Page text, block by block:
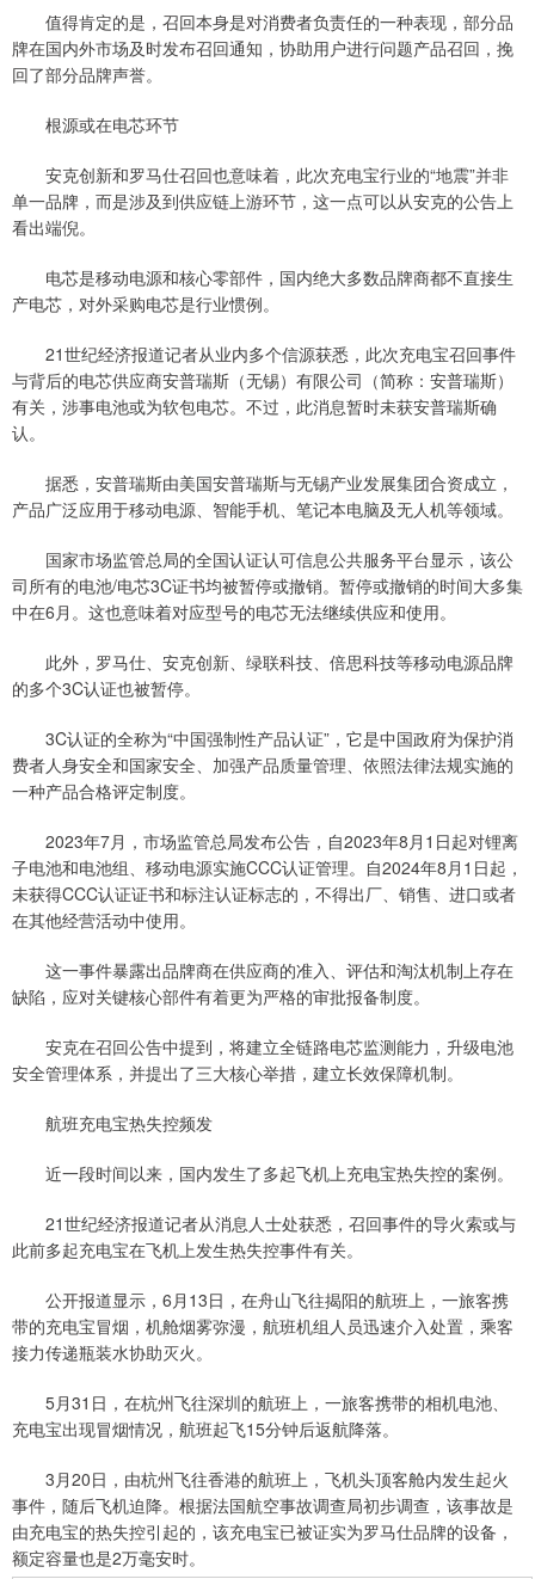
值得肯定的是，召回本身是对消费者负责任的一种表现，部分品
牌在国内外市场及时发布召回通知，协助用户进行问题产品召回，挽
回了部分品牌声誉。
根源或在电芯环节
安克创新和罗马仕召回也意味着，此次充电宝行业的“地震”并非
单一品牌，而是涉及到供应链上游环节，这一点可以从安克的公告上
看出端倪。
电芯是移动电源和核心零部件，国内绝大多数品牌商都不直接生
产电芯，对外采购电芯是行业惯例。
21世纪经济报道记者从业内多个信源获悉，此次充电宝召回事件
与背后的电芯供应商安普瑞斯（无锡）有限公司（简称：安普瑞斯）
有关，涉事电池或为软包电芯。不过，此消息暂时未获安普瑞斯确
认。
据悉，安普瑞斯由美国安普瑞斯与无锡产业发展集团合资成立，
产品广泛应用于移动电源、智能手机、笔记本电脑及无人机等领域。
国家市场监管总局的全国认证认可信息公共服务平台显示，该公
司所有的电池/电芯3C证书均被暂停或撤销。暂停或撤销的时间大多集
中在6月。这也意味着对应型号的电芯无法继续供应和使用。
此外，罗马仕、安克创新、绿联科技、倍思科技等移动电源品牌
的多个3C认证也被暂停。
3C认证的全称为“中国强制性产品认证”，它是中国政府为保护消
费者人身安全和国家安全、加强产品质量管理、依照法律法规实施的
一种产品合格评定制度。
2023年7月，市场监管总局发布公告，自2023年8月1日起对锂离
子电池和电池组、移动电源实施CCC认证管理。自2024年8月1日起，
未获得CCC认证证书和标注认证标志的，不得出厂、销售、进口或者
在其他经营活动中使用。
这一事件暴露出品牌商在供应商的准入、评估和淘汰机制上存在
缺陷，应对关键核心部件有着更为严格的审批报备制度。
安克在召回公告中提到，将建立全链路电芯监测能力，升级电池
安全管理体系，并提出了三大核心举措，建立长效保障机制。
航班充电宝热失控频发
近一段时间以来，国内发生了多起飞机上充电宝热失控的案例。
21世纪经济报道记者从消息人士处获悉，召回事件的导火索或与
此前多起充电宝在飞机上发生热失控事件有关。
公开报道显示，6月13日，在舟山飞往揭阳的航班上，一旅客携
带的充电宝冒烟，机舱烟雾弥漫，航班机组人员迅速介入处置，乘客
接力传递瓶装水协助灭火。
5月31日，在杭州飞往深圳的航班上，一旅客携带的相机电池、
充电宝出现冒烟情况，航班起飞15分钟后返航降落。
3月20日，由杭州飞往香港的航班上，飞机头顶客舱内发生起火
事件，随后飞机迫降。根据法国航空事故调查局初步调查，该事故是
由充电宝的热失控引起的，该充电宝已被证实为罗马仕品牌的设备，
额定容量也是2万毫安时。